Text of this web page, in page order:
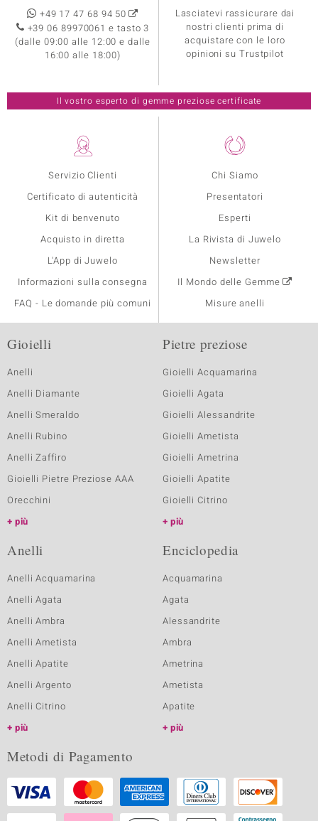
Servizio Clienti
Certificato di autenticità
Kit di benvenuto
Acquisto in diretta
L'App di Juwelo
Informazioni sulla consegna
FAQ - Le domande più comuni
Chi Siamo
Presentatori
Esperti
La Rivista di Juwelo
Newsletter
Il Mondo delle Gemme
Misure anelli
+49 17 47 68 94 50
+39 06 89970061 e tasto 3
(dalle 09:00 alle 12:00 e dalle
16:00 alle 18:00)
Lasciatevi rassicurare dai
nostri clienti prima di
acquistare con le loro
opinioni su Trustpilot
Il vostro esperto di gemme preziose certificate
Gioielli
Anelli
Anelli Diamante
Anelli Smeraldo
Anelli Rubino
Anelli Zaffiro
Gioielli Pietre Preziose AAA
Orecchini
più
Pietre preziose
Gioielli Acquamarina
Gioielli Agata
Gioielli Alessandrite
Gioielli Ametista
Gioielli Ametrina
Gioielli Apatite
Gioielli Citrino
più
Anelli
Anelli Acquamarina
Anelli Agata
Anelli Ambra
Anelli Ametista
Anelli Apatite
Anelli Argento
Anelli Citrino
più
Enciclopedia
Acquamarina
Agata
Alessandrite
Ambra
Ametrina
Ametista
Apatite
più
Metodi di Pagamento